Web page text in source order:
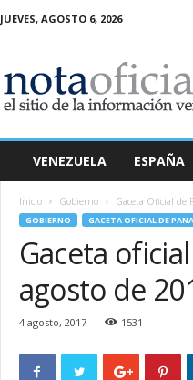
JUEVES, AGOSTO 6, 2026
a
O
VENEZUELA ESPAÑA
Inicio Gobierno Gaceta Oficial de
GOBIERNO GACETA OFICIAL DE
Gaceta
agosto de
4 agosto, 2017 1531